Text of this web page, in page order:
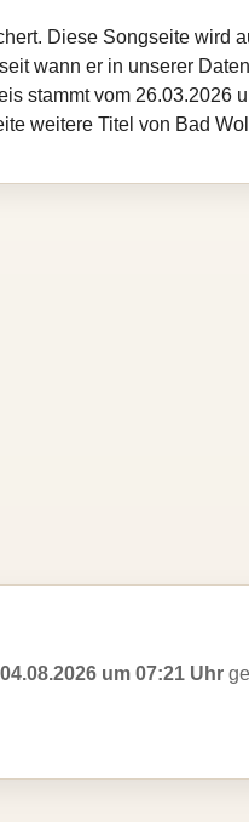
Diese Songseite wird
wann er in unserer
stammt vom 26.03.2026
weitere Titel von Bad
04.08.2026 um 07:21 Uhr